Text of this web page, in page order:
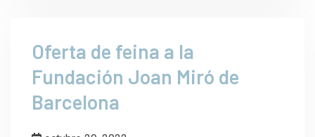
Oferta de feina a la
Fundación Joan Miró de
Barcelona